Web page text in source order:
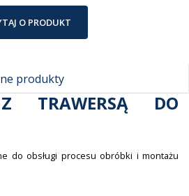
O PRODUKT
produkty
TRAWERSĄ DO
do obsługi procesu obróbki i montażu